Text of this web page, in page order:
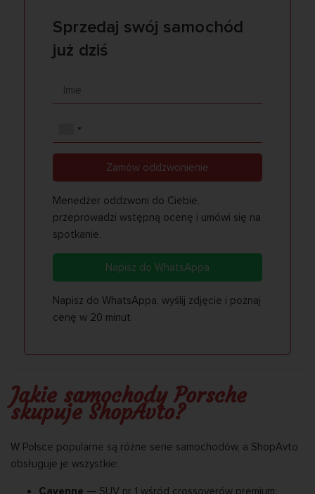
Sprzedaj swój samochód
już dziś
Zamów oddzwonienie
Menedżer oddzwoni do Ciebie,
przeprowadzi wstępną ocenę i umówi się na
spotkanie.
Napisz do WhatsAppa
Napisz do WhatsAppa, wyślij zdjęcie i poznaj
cenę w 20 minut
Jakie samochody Porsche
skupuje ShopAvto?
W Polsce popularne są różne serie samochodów, a ShopAvto
obsługuje je wszystkie:
Cayenne — SUV nr 1 wśród crossoverów premium;